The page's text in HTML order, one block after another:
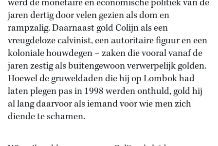
werd de monetaire en economische politiek van de
jaren dertig door velen gezien als dom en
rampzalig. Daarnaast gold Colijn als een
vreugdeloze calvinist, een autoritaire figuur en een
koloniale houwdegen – zaken die vooral vanaf de
jaren zestig als buitengewoon verwerpelijk golden.
Hoewel de gruweldaden die hij op Lombok had
laten plegen pas in 1998 werden onthuld, gold hij
al lang daarvoor als iemand voor wie men zich
diende te schamen.